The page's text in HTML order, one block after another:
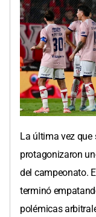
La última vez que
protagonizaron
del campeonato.
terminó
polémicas